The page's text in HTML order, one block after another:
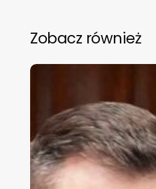
Zobacz również